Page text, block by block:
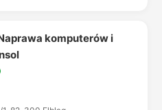
komputerów i